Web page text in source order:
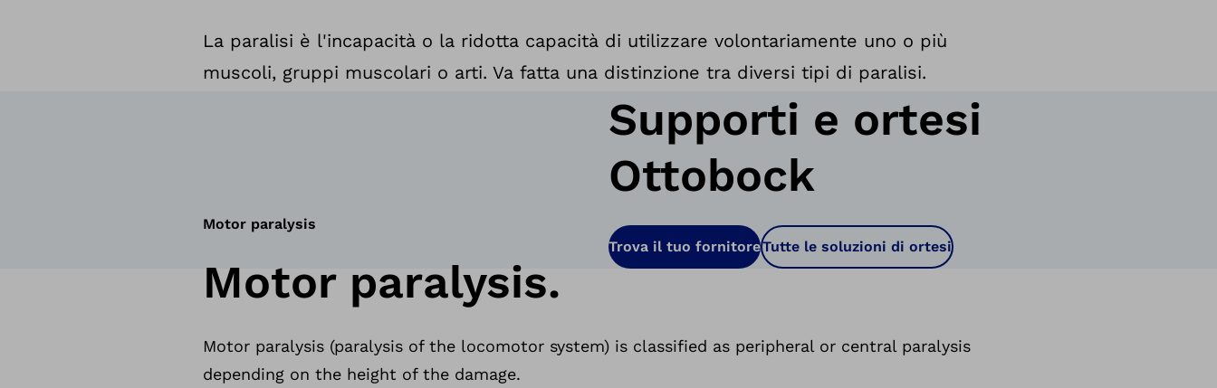
La paralisi è l'incapacità o la ridotta capacità di utilizzare volontariamente uno o più
muscoli, gruppi muscolari o arti. Va fatta una distinzione tra diversi tipi di paralisi.
Supporti e ortesi
Ottobock
Trova il tuo fornitoreTutte le soluzioni di ortesi
Motor paralysis
Motor paralysis.
Motor paralysis (paralysis of the locomotor system) is classified as peripheral or central paralysis
depending on the height of the damage.